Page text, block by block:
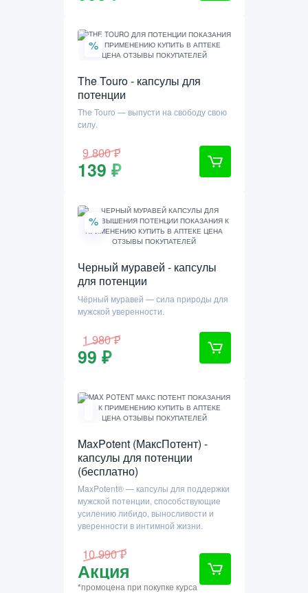
%
The Touro - капсулы для
потенции
The Touro — выпусти на свободу свою
силу.
9 800 ₽
139 ₽
%
Черный муравей - капсулы
для потенции
Чёрный муравей — сила природы для
мужской уверенности.
1 980 ₽
99 ₽
MaxPotent (МаксПотент) -
капсулы для потенции
(бесплатно)
MaxPotent® — капсулы для поддержки
мужской потенции, способствующие
усилению либидо, выносливости и
уверенности в интимной жизни.
10 990 ₽
Акция
*промоцена при покупке курса